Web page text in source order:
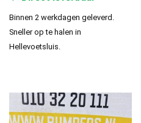
Binnen 2 werkdagen geleverd.
Sneller op te halen in
Hellevoetsluis.